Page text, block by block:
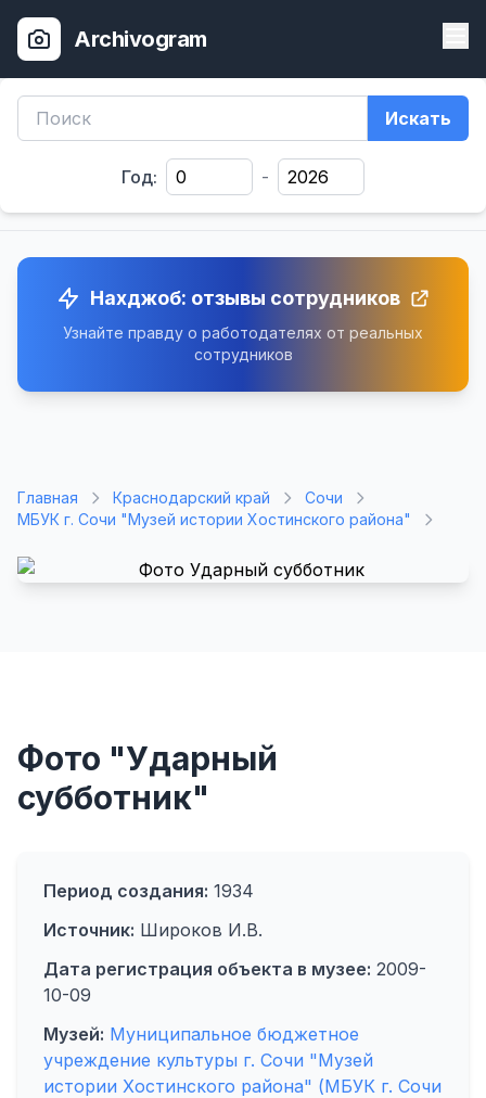
Archivogram
Искать
Год: -
Нахджоб: отзывы сотрудников
Узнайте правду о работодателях от реальных
сотрудников
Главная Краснодарский край
Сочи
МБУК г. Сочи "Музей истории Хостинского района"
Фото "Ударный
субботник"
Период создания: 1934
Источник: Широков И.В.
Дата регистрация объекта в музее: 2009-
10-09
Музей: Муниципальное бюджетное
учреждение культуры г. Сочи "Музей
истории Хостинского района" (МБУК г. Сочи